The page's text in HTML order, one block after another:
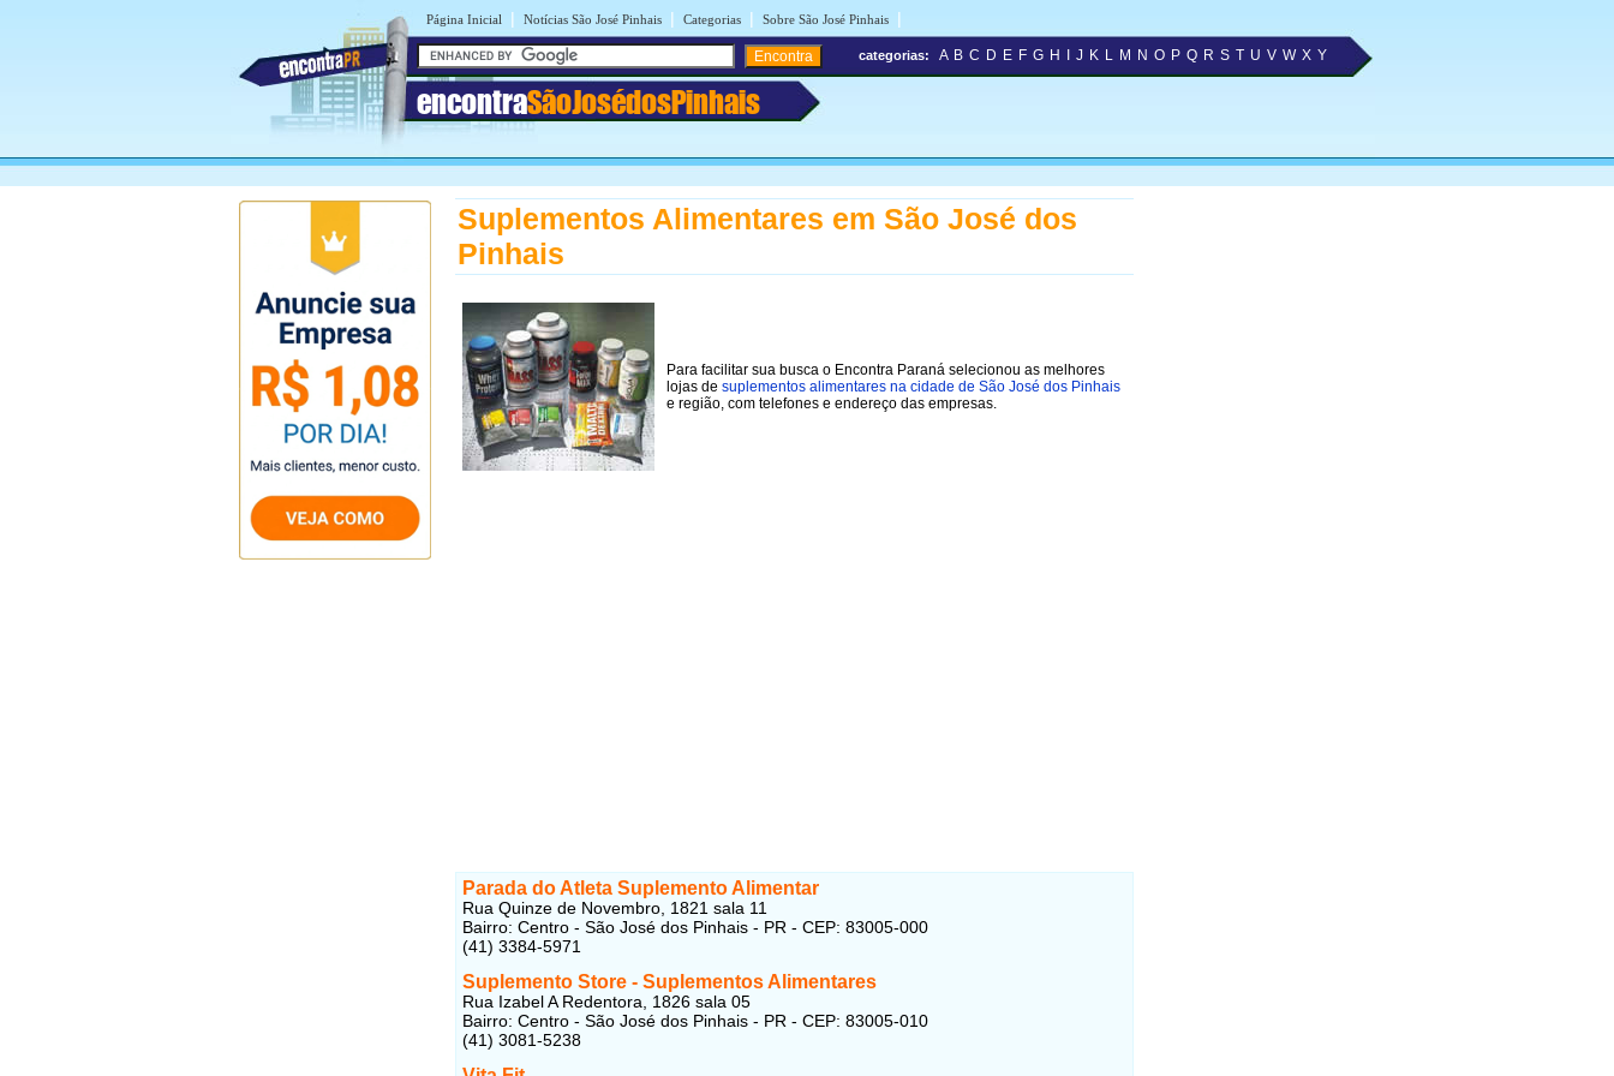
Página Inicial | Notícias São José Pinhais | Categorias | Sobre São José Pinhais |
encontraSãoJosédosPinhais
categorias: A B C D E F G H J K L M N O P Q R S T U V W X Y
Suplementos Alimentares em São José dos
Pinhais
Para facilitar sua busca o Encontra Paraná selecionou as melhores
lojas de suplementos alimentares na cidade de São José dos Pinhais
e região, com telefones e endereço das empresas.
Parada do Atleta Suplemento Alimentar
Rua Quinze de Novembro, 1821 sala 11
Bairro: Centro - São José dos Pinhais - PR - CEP: 83005-000
(41) 3384-5971
Suplemento Store - Suplementos Alimentares
Rua Izabel A Redentora, 1826 sala 05
Bairro: Centro - São José dos Pinhais - PR - CEP: 83005-010
(41) 3081-5238